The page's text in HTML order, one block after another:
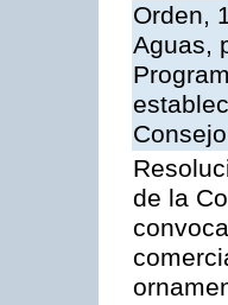
Orden,
Aguas,
de la